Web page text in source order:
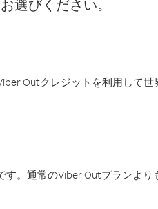
選びください。
Outクレジットを利用して
。通常のViber Outプランよ